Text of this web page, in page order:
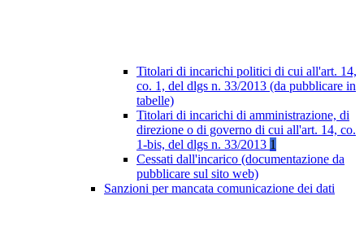
Titolari di incarichi politici di cui all'art. 14,
co. 1, del dlgs n. 33/2013 (da pubblicare in
tabelle)
Titolari di incarichi di amministrazione, di
direzione o di governo di cui all'art. 14, co.
1-bis, del dlgs n. 33/2013 1
Cessati dall'incarico (documentazione da
pubblicare sul sito web)
Sanzioni per mancata comunicazione dei dati